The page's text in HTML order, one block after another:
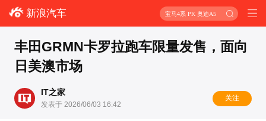
新浪汽车 宝马4系 PK 奥迪A5
丰田GRMN卡罗拉跑车限量发售，面向
日美澳市场
IT之家
发表于 2026/06/03 16:42
关注